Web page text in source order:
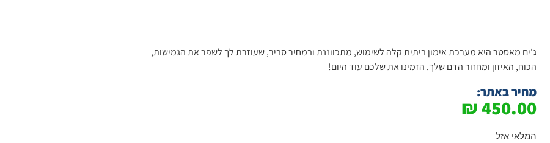
ג'ים מאסטר היא מערכת אימון ביתית קלה לשימוש, מתכווננת ובמחיר סביר, שעוזרת לך לשפר את הגמישות,
הכוח, האיזון ומחזור הדם שלך. הזמינו את שלכם עוד היום!
מחיר באתר:
450.00
₪
המלאי אזל